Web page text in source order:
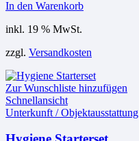
In den Warenkorb
inkl. 19 % MwSt.
zzgl. Versandkosten
Zur Wunschliste hinzufügen
Schnellansicht
Unterkunft / Objektausstattung